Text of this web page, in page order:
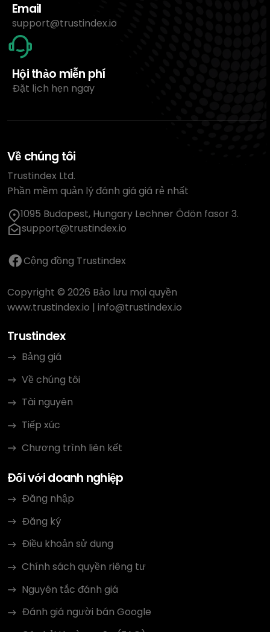
Email
support@trustindex.io
Hội thảo miễn phí
Đặt lịch hẹn ngay
Về chúng tôi
Trustindex Ltd.
Phần mềm quản lý đánh giá giá rẻ nhất
1095 Budapest, Hungary Lechner Ödön fasor 3.
support@trustindex.io
Cộng đồng Trustindex
Copyright © 2026 Bảo lưu mọi quyền
www.trustindex.io | info@trustindex.io
Trustindex
Bảng giá
Về chúng tôi
Tài nguyên
Tiếp xúc
Chương trình liên kết
Đối với doanh nghiệp
Đăng nhập
Đăng ký
Điều khoản sử dụng
Chính sách quyền riêng tư
Nguyên tắc đánh giá
Đánh giá người bán Google